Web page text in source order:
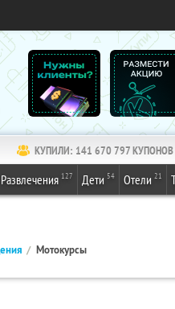
КУПИЛИ: 141 670 797КУПОНОВ
Развлечения 127 Дети 54 Отели 21
Мотокурсы